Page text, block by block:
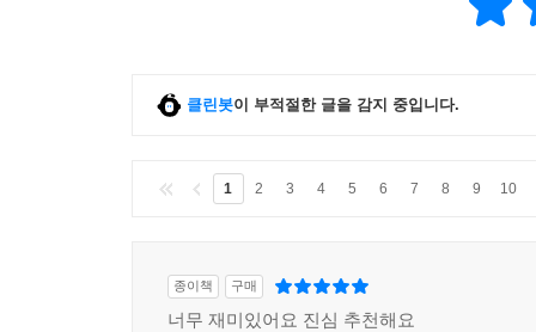
클린봇이 부적절한 글을 감지 중입니다.
1 2 3 4 5 6 7 8 9 10
종이책 구매
너무 재미있어요 진심 추천해요